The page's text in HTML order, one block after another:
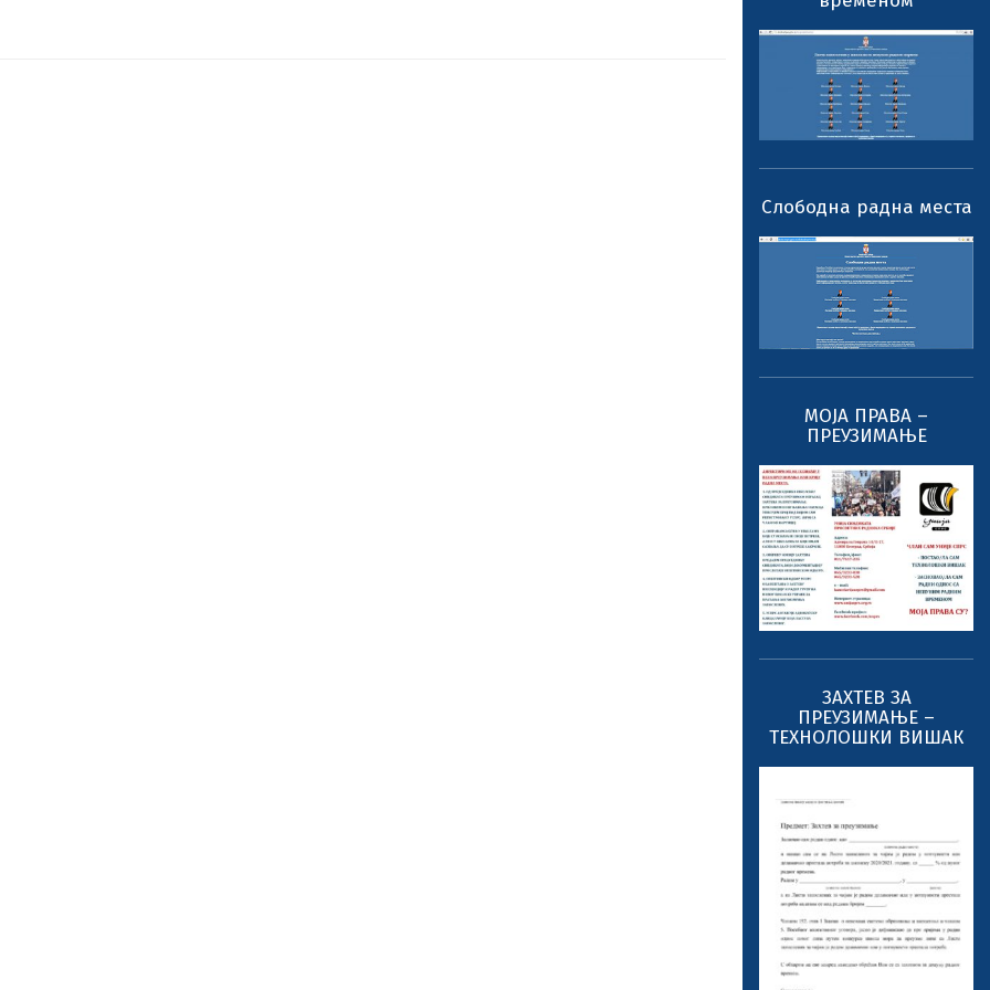
Слободна радна места
МОЈА ПРАВА –
ПРЕУЗИМАЊЕ
ЗАХТЕВ ЗА
ПРЕУЗИМАЊЕ –
ТЕХНОЛОШКИ ВИШАК